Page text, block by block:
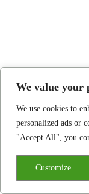
We value your
We use cookies to
personalized ads or
"Accept All", you
Customize